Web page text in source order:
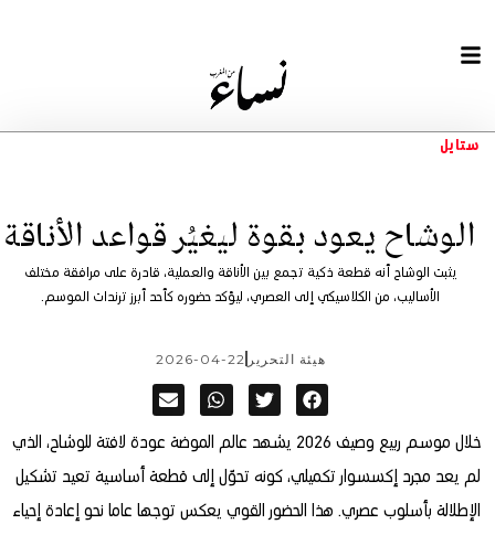
ستايل
الوشاح يعود بقوة ليغيُر قواعد الأناقة
يثبت الوشاح أنه قطعة ذكية تجمع بين الأناقة والعملية، قادرة على مرافقة مختلف
الأساليب، من الكلاسيكي إلى العصري، ليؤكد حضوره كأحد أبرز ترندات الموسم.
هيئة التحرير 2026-04-22
خلال موسم ربيع وصيف 2026 يشهد عالم الموضة عودة لافتة للوشاح، الذي
لم يعد مجرد إكسسوار تكميلي، كونه تحوّل إلى قطعة أساسية تعيد تشكيل
الإطلالة بأسلوب عصري. هذا الحضور القوي يعكس توجها عاما نحو إعادة إحياء